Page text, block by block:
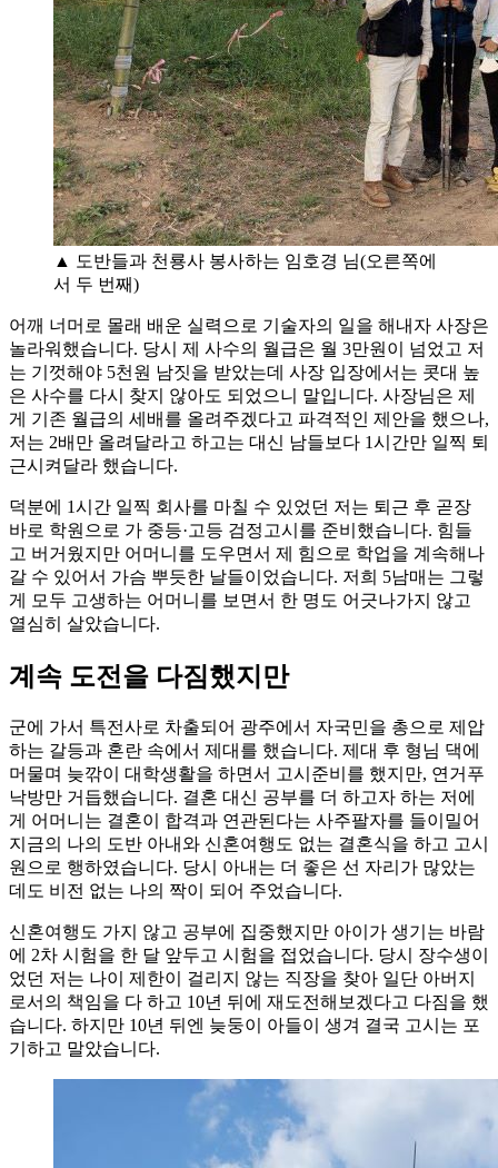
▲ 도반들과 천룡사 봉사하는 임호경 님(오른쪽에
서 두 번째)
어깨 너머로 몰래 배운 실력으로 기술자의 일을 해내자 사장은
놀라워했습니다. 당시 제 사수의 월급은 월 3만원이 넘었고 저
는 기껏해야 5천원 남짓을 받았는데 사장 입장에서는 콧대 높
은 사수를 다시 찾지 않아도 되었으니 말입니다. 사장님은 제
게 기존 월급의 세배를 올려주겠다고 파격적인 제안을 했으나,
저는 2배만 올려달라고 하고는 대신 남들보다 1시간만 일찍 퇴
근시켜달라 했습니다.
덕분에 1시간 일찍 회사를 마칠 수 있었던 저는 퇴근 후 곧장
바로 학원으로 가 중등·고등 검정고시를 준비했습니다. 힘들
고 버거웠지만 어머니를 도우면서 제 힘으로 학업을 계속해나
갈 수 있어서 가슴 뿌듯한 날들이었습니다. 저희 5남매는 그렇
게 모두 고생하는 어머니를 보면서 한 명도 어긋나가지 않고
열심히 살았습니다.
계속 도전을 다짐했지만
군에 가서 특전사로 차출되어 광주에서 자국민을 총으로 제압
하는 갈등과 혼란 속에서 제대를 했습니다. 제대 후 형님 댁에
머물며 늦깎이 대학생활을 하면서 고시준비를 했지만, 연거푸
낙방만 거듭했습니다. 결혼 대신 공부를 더 하고자 하는 저에
게 어머니는 결혼이 합격과 연관된다는 사주팔자를 들이밀어
지금의 나의 도반 아내와 신혼여행도 없는 결혼식을 하고 고시
원으로 행하였습니다. 당시 아내는 더 좋은 선 자리가 많았는
데도 비전 없는 나의 짝이 되어 주었습니다.
신혼여행도 가지 않고 공부에 집중했지만 아이가 생기는 바람
에 2차 시험을 한 달 앞두고 시험을 접었습니다. 당시 장수생이
었던 저는 나이 제한이 걸리지 않는 직장을 찾아 일단 아버지
로서의 책임을 다 하고 10년 뒤에 재도전해보겠다고 다짐을 했
습니다. 하지만 10년 뒤엔 늦둥이 아들이 생겨 결국 고시는 포
기하고 말았습니다.